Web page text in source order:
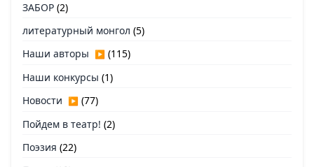
ЗАБОР (2)
литературный монгол (5)
Наши авторы ▶ (115)
Наши конкурсы (1)
Новости ▶ (77)
Пойдем в театр! (2)
Поэзия (22)